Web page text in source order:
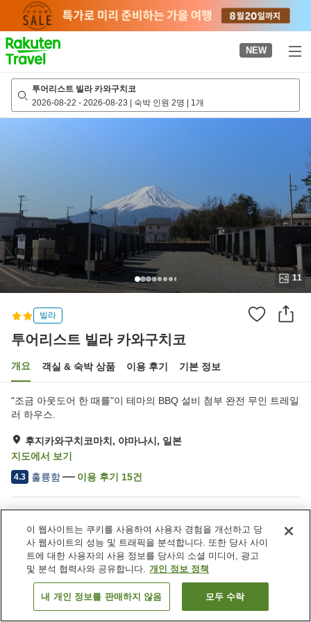
page
NEW
투어리스트 빌라 카와구치코
2026-08-22 - 2026-08-23 | 숙박 인원 2명 | 1개
11
빌라
투어리스트 빌라 카와구치코
개요 객실 & 숙박 상품 이용 후기 기본 정보
"조금 아웃도어 한 때를"이 테마의 BBQ 설비 첨부 완전 무인 트레일
러 하우스.
후지카와구치코마치, 야마나시, 일본
지도에서 보기
4.3 훌륭함 이용 후기 15건
주차장
자동판매기
공용 부엌
바비큐 시설
일본 야마나시
후지카와구치코마치
투어리스트 빌라 카와구치코
객실 보기
이 웹사이트는 쿠키를 사용하여 사용자 경험을 개선하고 당
사 웹사이트의 성능 및 트래픽을 분석합니다. 또한 당사 사이
트에 대한 사용자의 사용 정보를 당사의 소셜 미디어, 광고
및 분석 협력사와 공유합니다. 개인 정보 정책
내 개인 정보를 판매하지 않음 모두 수락